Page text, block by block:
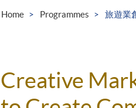
Home Programmes 旅遊業
Creative